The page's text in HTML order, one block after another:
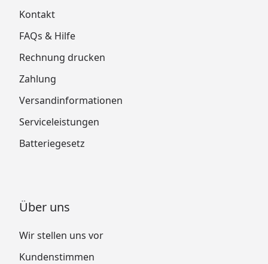
Kontakt
FAQs & Hilfe
Rechnung drucken
Zahlung
Versandinformationen
Serviceleistungen
Batteriegesetz
Über uns
Wir stellen uns vor
Kundenstimmen